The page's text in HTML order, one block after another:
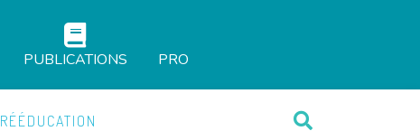
PUBLICATIONS PRO
RÉÉDUCATION